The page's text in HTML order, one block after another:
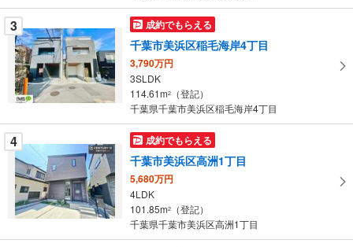
に
保
存
す
る
3 成約でもらえる
千葉市美浜区稲毛海岸4丁目
3,790万円
3SLDK
114.61m2
（登記）
千葉県千葉市美浜区稲毛海岸4丁目
4 成約でもらえる
千葉市美浜区高洲1丁目
5,680万円
4LDK
101.85m2
（登記）
千葉県千葉市美浜区高洲1丁目